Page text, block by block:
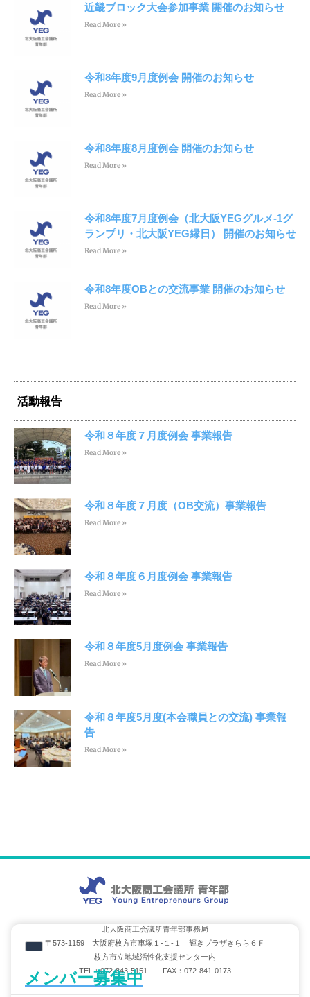
近畿ブロック大会参加事業 開催のお知らせ
Read More »
令和8年度9月度例会 開催のお知らせ
Read More »
令和8年度8月度例会 開催のお知らせ
Read More »
令和8年度7月度例会（北大阪YEGグルメ-1グ
ランプリ・北大阪YEG縁日） 開催のお知らせ
Read More »
令和8年度OBとの交流事業 開催のお知らせ
Read More »
活動報告
令和８年度７月度例会 事業報告
Read More »
令和８年度７月度（OB交流）事業報告
Read More »
令和８年度６月度例会 事業報告
Read More »
令和８年度5月度例会 事業報告
Read More »
令和８年度5月度(本会職員との交流) 事業報
告
Read More »
メンバー募集中
北大阪商工会議所青年部事務局
〒573-1159 大阪府枚方市車塚１-１-１ 輝きプラザきらら６Ｆ
枚方市立地域活性化支援センター内
TEL：072-843-5151 FAX：072-841-0173